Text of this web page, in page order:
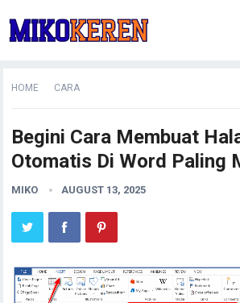
HOME CARA
Begini Cara Membuat
Otomatis Di Word Paling
MIKO AUGUST 13, 2025